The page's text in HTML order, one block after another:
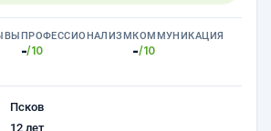
ПРОФЕССИОНАЛИЗМ
-/10
КОММУНИКАЦИЯ
-/10
Псков
12 лет